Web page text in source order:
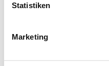
Statistiken
Marketing